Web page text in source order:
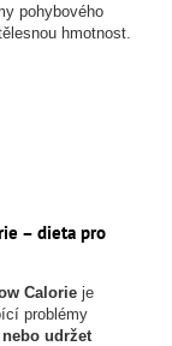
pohybového
hmotnost.
– dieta pro
Calorie je
problémy
udržet